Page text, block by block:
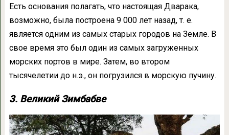
Есть основания полагать, что настоящая Дварака,
возможно, была построена 9 000 лет назад, т. е.
является одним из самых старых городов на Земле. В
свое время это был один из самых загруженных
морских портов в мире. Затем, во втором
тысячелетии до н.э., он погрузился в морскую пучину.
3. Великий Зимбабве